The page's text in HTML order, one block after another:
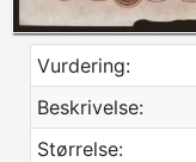
Vurdering:
Beskrivelse:
Størrelse: